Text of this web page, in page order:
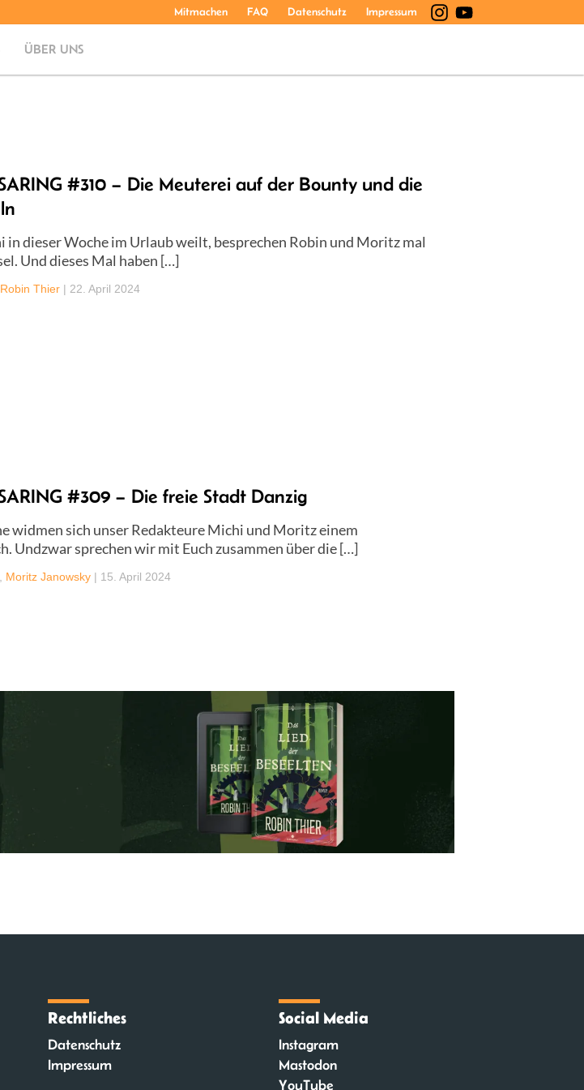
Mitmachen FAQ Datenschutz Impressum
ÜBER UNS
#310 – Die Meuterei auf der Bounty und die
in dieser Woche im Urlaub weilt, besprechen Robin und Moritz mal
Und dieses Mal haben […]
Robin Thier | 22. April 2024
#309 – Die freie Stadt Danzig
widmen sich unser Redakteure Michi und Moritz einem
Undzwar sprechen wir mit Euch zusammen über die […]
Moritz Janowsky | 15. April 2024
Rechtliches
Datenschutz
Impressum
Social Media
Instagram
Mastodon
YouTube